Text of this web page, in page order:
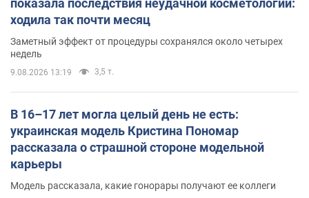
показала последствия неудачной косметологии:
ходила так почти месяц
Заметный эффект от процедуры сохранялся около четырех
недель
9.08.2026 13:19 3,5 т.
В 16–17 лет могла целый день не есть:
украинская модель Кристина Пономар
рассказала о страшной стороне модельной
карьеры
Модель рассказала, какие гонорары получают ее коллеги